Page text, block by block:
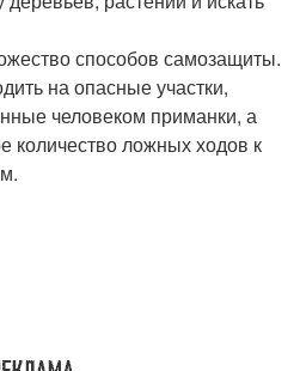
способов самозащиты.
на опасные участки,
человеком приманки, а
количество ложных ходов к